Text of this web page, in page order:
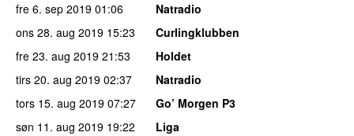
fre 6. sep 2019 01:06
Natradio
ons 28. aug 2019 15:23
Curlingklubben
fre 23. aug 2019 21:53
Holdet
tirs 20. aug 2019 02:37
Natradio
tors 15. aug 2019 07:27
Go’ Morgen P3
søn 11. aug 2019 19:22
Liga